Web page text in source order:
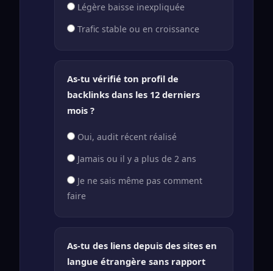
Légère baisse inexpliquée
Trafic stable ou en croissance
As-tu vérifié ton profil de
backlinks dans les 12 derniers
mois ?
Oui, audit récent réalisé
Jamais ou il y a plus de 2 ans
Je ne sais même pas comment
faire
As-tu des liens depuis des sites en
langue étrangère sans rapport